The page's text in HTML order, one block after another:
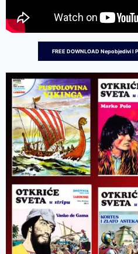
FREE DOWNLOAD Nepobjedivi I